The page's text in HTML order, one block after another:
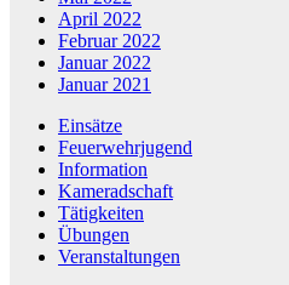
April 2022
Februar 2022
Januar 2022
Januar 2021
Einsätze
Feuerwehrjugend
Information
Kameradschaft
Tätigkeiten
Übungen
Veranstaltungen